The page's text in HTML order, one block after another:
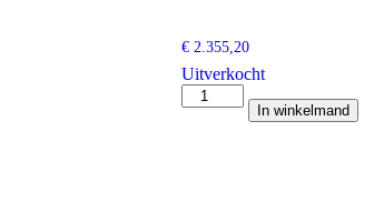
€2.355,20
Uitverkocht
Daikin
Emura
In winkelmand